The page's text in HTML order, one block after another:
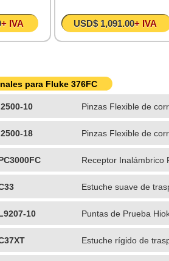
+ IVA USD$ 1,091.00+ IVA
para Fluke 376FC
10 Pinzas Flexible de
18 Pinzas Flexible de
Receptor Inalámbrico
Estuche suave de
10
Puntas de Prueba
Estuche rígido de